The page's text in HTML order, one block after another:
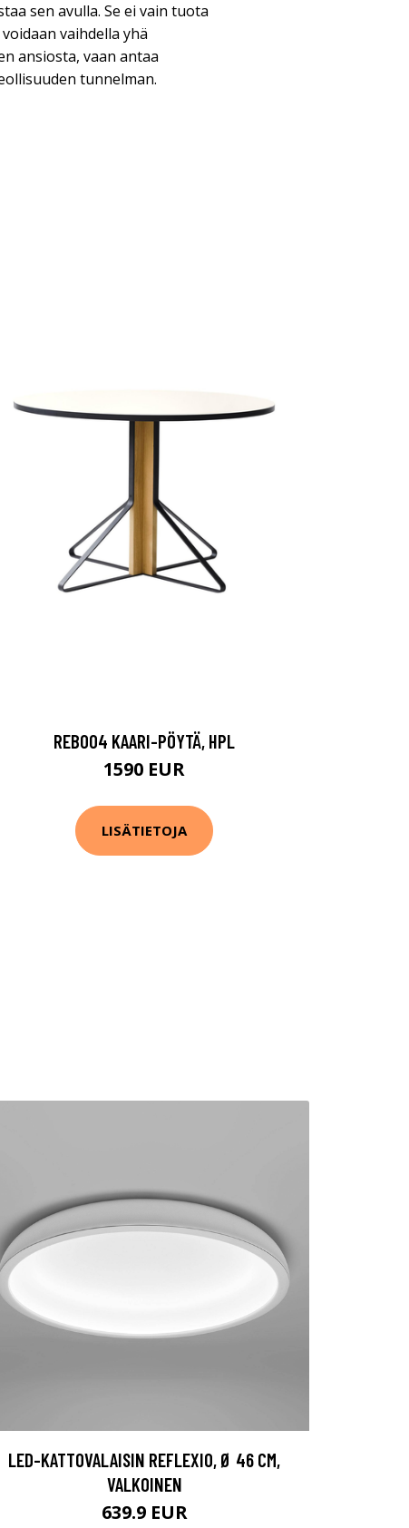
sen avulla. Se ei vain tuota
vaihdella yhä
ansiosta, vaan antaa
tunnelman.
REB004 KAARI-PÖYTÄ, HPL
1590 EUR
LISÄTIETOJA
LED-KATTOVALAISIN REFLEXIO, Ø 46 CM,
VALKOINEN
639.9 EUR